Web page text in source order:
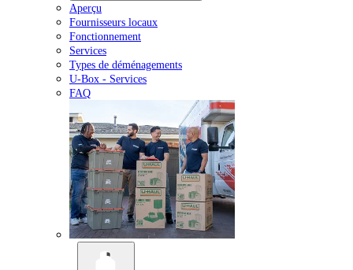
Aperçu
Fournisseurs locaux
Fonctionnement
Services
Types de déménagements
U-Box - Services
FAQ